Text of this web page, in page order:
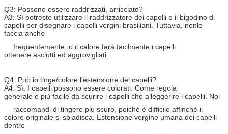
Q3: Possono essere raddrizzati, arricciato?
A3: Sì potreste utilizzare il raddrizzatore dei capelli o il bigodino di
capelli per disegnare i capelli vergini brasiliani. Tuttavia, nonlo
faccia anche
frequentemente, o il calore farà facilmente i capelli
ottenere asciutti ed aggrovigliati.
Q4: Può io tinge/colore l'estensione dei capelli?
A4: Sì. I capelli possono essere colorati. Come regola
generale è più facile da scurire i capelli che alleggerire i capelli. Noi
raccomandi di tingere più scuro, poiché è difficile affinchè il
colore originale si sbiadisca. Estensione vergine umana dei capelli
dentro